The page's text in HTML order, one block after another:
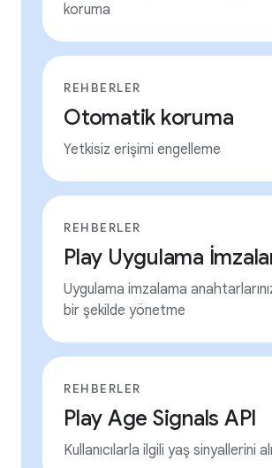
koruma
REHBERLER
Otomatik koruma
Yetkisiz erişimi engelleme
REHBERLER
Play Uygulama
Uygulama imzalama
bir şekilde yönetme
REHBERLER
Play Age Signals API
Kullanıcılarla ilgili yaş sinyallerini